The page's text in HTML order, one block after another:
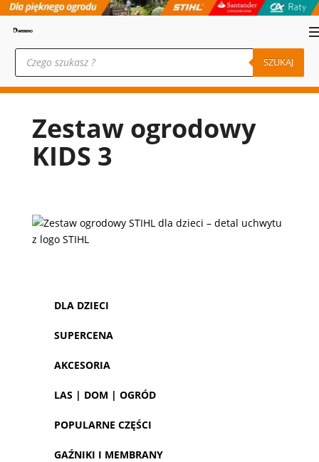
Wyszukiwarka
produktów SZUKAJ
Zestaw ogrodowy
KIDS 3
DLA DZIECI
SUPERCENA
AKCESORIA
LAS | DOM | OGRÓD
POPULARNE CZĘŚCI
GAŹNIKI I MEMBRANY